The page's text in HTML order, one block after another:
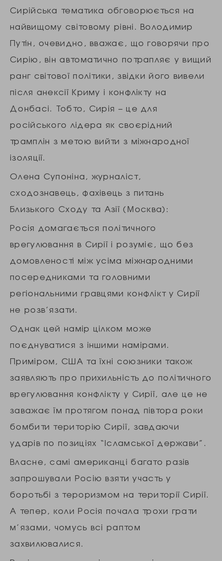
Сирійська тематика обговорюється на
найвищому світовому рівні. Володимир
Путін, очевидно, вважає, що говорячи про
Сирію, він автоматично потрапляє у вищий
ранг світової політики, звідки його вивели
після анексії Криму і конфлікту на
Донбасі. Тобто, Сирія – це для
російського лідера як своєрідний
трамплін з метою вийти з міжнародної
ізоляції.
Олена Супоніна, журналіст,
сходознавець, фахівець з питань
Близького Сходу та Азії (Москва):
Росія домагається політичного
врегулювання в Сирії і розуміє, що без
домовленості між усіма міжнародними
посередниками та головними
регіональними гравцями конфлікт у Сирії
не розв’язати.
Однак цей намір цілком може
поєднуватися з іншими намірами.
Приміром, США та їхні союзники також
заявляють про прихильність до політичного
врегулювання конфлікту у Сирії, але це не
заважає їм протягом понад півтора роки
бомбити територію Сирії, завдаючи
ударів по позиціях “Ісламської держави”.
Власне, самі американці багато разів
запрошували Росію взяти участь у
боротьбі з тероризмом на території Сирії.
А тепер, коли Росія почала трохи грати
м’язами, чомусь всі раптом
захвилювалися.